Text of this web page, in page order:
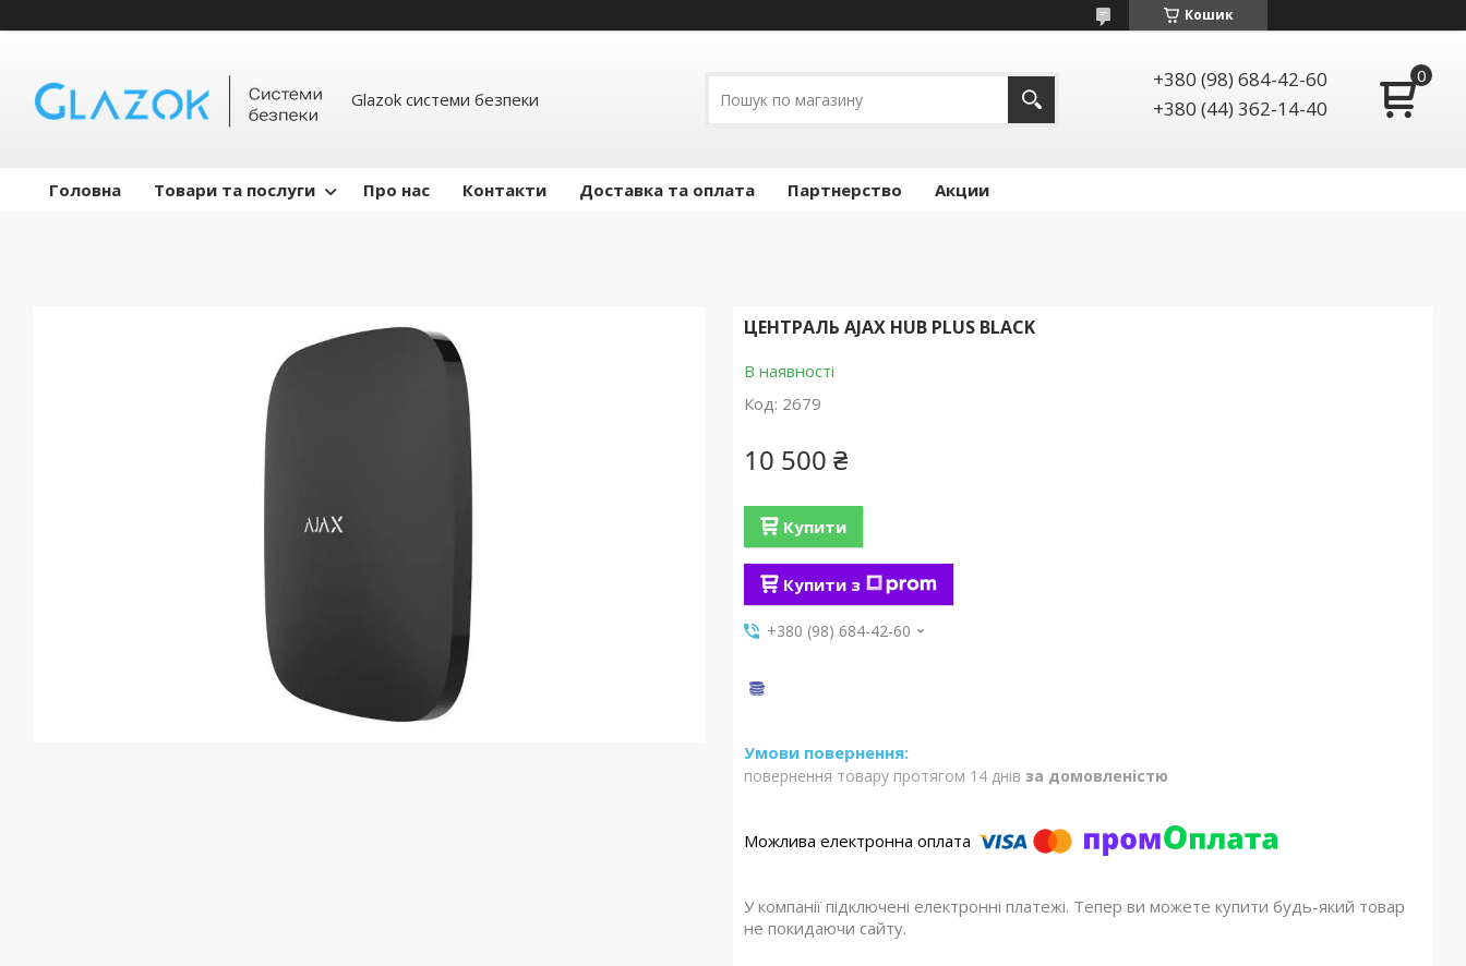
Кошик
Glazok системи безпеки
+380 (98) 684-42-60
+380 (44) 362-14-40
Головна Товари та послуги Про нас Контакти Доставка та оплата Партнерство Акции
ЦЕНТРАЛЬ AJAX HUB PLUS BLACK
В наявності
Код: 2679
10 500 ₴
Купити
Купити з
+380 (98) 684-42-60
повернення товару протягом 14 днів за домовленістю
У компанії підключені електронні платежі. Тепер ви можете купити будь-який товар
не покидаючи сайту.